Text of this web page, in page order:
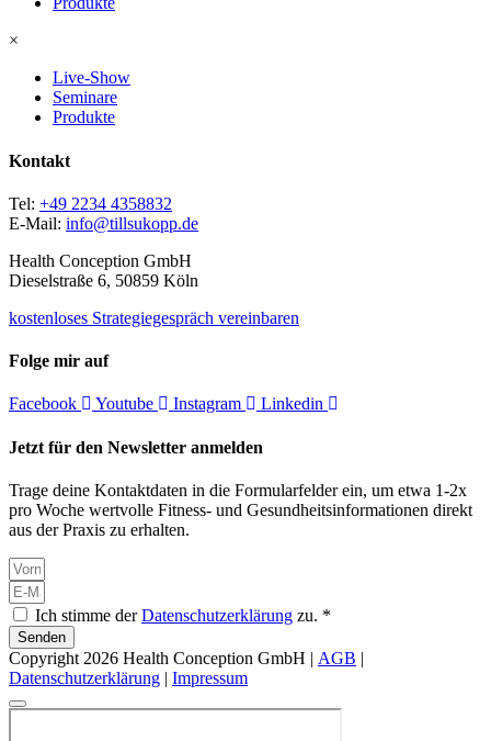
×
Live-Show
Seminare
Produkte
Kontakt
Tel: +49 2234 4358832
E-Mail: info@tillsukopp.de
Health Conception GmbH
Dieselstraße 6, 50859 Köln
kostenloses Strategiegespräch vereinbaren
Folge mir auf
Facebook Youtube Instagram Linkedin
Jetzt für den Newsletter anmelden
Trage deine Kontaktdaten in die Formularfelder ein, um etwa 1-2x
pro Woche wertvolle Fitness- und Gesundheitsinformationen direkt
aus der Praxis zu erhalten.
Ich stimme derDatenschutzerklärung zu. *
Senden
Copyright 2026 Health Conception GmbH | AGB |
Datenschutzerklärung | Impressum